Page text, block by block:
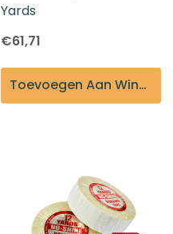
Yards
€61,71
Toevoegen Aan Winkelmandje